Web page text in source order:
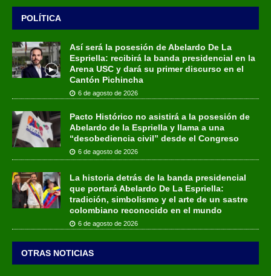
POLÍTICA
Así será la posesión de Abelardo De La
Espriella: recibirá la banda presidencial en la
Arena USC y dará su primer discurso en el
Cantón Pichincha
6 de agosto de 2026
Pacto Histórico no asistirá a la posesión de
Abelardo de la Espriella y llama a una
“desobediencia civil” desde el Congreso
6 de agosto de 2026
La historia detrás de la banda presidencial
que portará Abelardo De La Espriella:
tradición, simbolismo y el arte de un sastre
colombiano reconocido en el mundo
6 de agosto de 2026
OTRAS NOTICIAS